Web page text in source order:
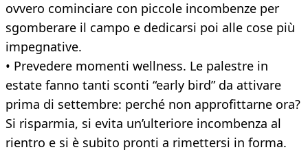
ovvero cominciare con piccole incombenze per
sgomberare il campo e dedicarsi poi alle cose più
impegnative.
• Prevedere momenti wellness. Le palestre in
estate fanno tanti sconti “early bird” da attivare
prima di settembre: perché non approfittarne ora?
Si risparmia, si evita un’ulteriore incombenza al
rientro e si è subito pronti a rimettersi in forma.